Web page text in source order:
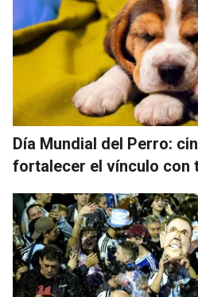
Día Mundial del Perro:
fortalecer el vínculo con